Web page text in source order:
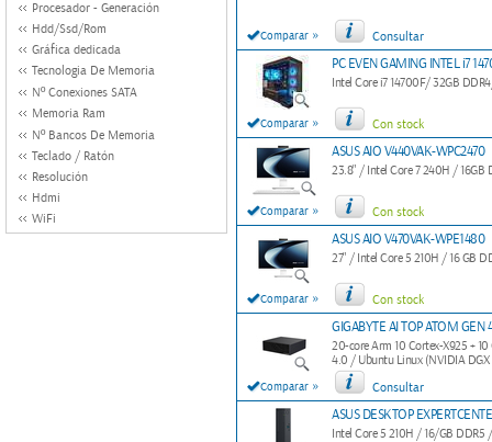
Procesador - Generación
Hdd/Ssd/Rom
Gráfica dedicada
Tecnologia De Memoria
Nº Conexiones SATA
Memoria Ram
Nº Bancos De Memoria
Teclado / Ratón
Resolución
Hdmi
WiFi
Comparar » Consultar
Comparar »
PC EVEN GAMING INTEL i7
Intel Core i7 14700F/ 32GB
Con stock
Comparar »
ASUS AIO V440VAK-WPC2470
23.8" / Intel Core 7 240H / 16GB
Con stock
Comparar »
ASUS AIO V470VAK-WPE1480
27" / Intel Core 5 210H / 16 GB
Con stock
Comparar »
GIGABYTE AI TOP ATOM GEN
20-core Arm 10 Cortex-X925 +
4.0 / Ubuntu Linux (NVIDIA DGX
Consultar
ASUS DESKTOP
Intel Core 5 210H / 16/GB